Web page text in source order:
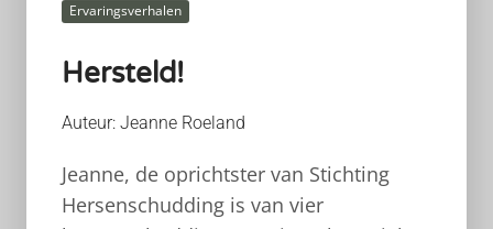
Ervaringsverhalen
Hersteld!
Auteur: Jeanne Roeland
Jeanne, de oprichtster van Stichting
Hersenschudding is van vier